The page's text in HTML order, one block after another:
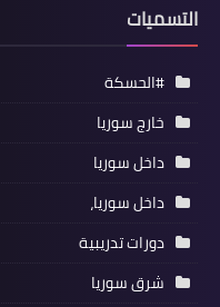
التسميات
#الحسكة
خارج سوريا
داخل سوريا
داخل سوريا،
دورات تدريبية
شرق سوريا